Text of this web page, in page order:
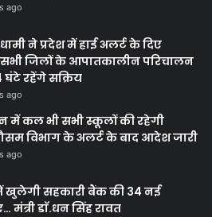
ago
ने प्रदेश में हाई अलर्ट के दिए
जिलों के आपातकालीन परिचालन
घंटे रहेंगे सक्रिय
ago
में कल भी सभी स्कूलों की रहेगी
विभाग के अलर्ट के बाद आदेश जारी
ago
खुलेगी सहकारी बैंक की 34 नई
मंत्री डाॅ.धन सिंह रावत